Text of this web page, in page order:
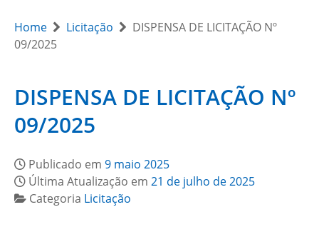
Home Licitação
DISPENSA DE LICITAÇÃO Nº
09/2025
DISPENSA DE LICITAÇÃO Nº
09/2025
Publicado em 9 maio 2025
Última Atualização em 21 de julho de 2025
Categoria Licitação